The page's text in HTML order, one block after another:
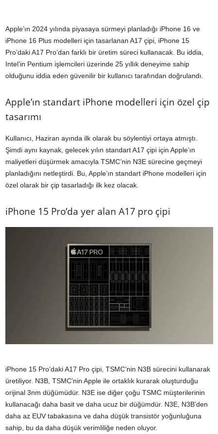
Apple’ın 2024 yılında piyasaya sürmeyi planladığı iPhone 16 ve
iPhone 16 Plus modelleri için tasarlanan A17 çipi, iPhone 15
Pro’daki A17 Pro’dan farklı bir üretim süreci kullanacak. Bu iddia,
Intel’in Pentium işlemcileri üzerinde 25 yıllık deneyime sahip
olduğunu iddia eden güvenilir bir kullanıcı tarafından doğrulandı.
Apple’ın standart iPhone modelleri için özel çip
tasarımı
Kullanıcı, Haziran ayında ilk olarak bu söylentiyi ortaya atmıştı.
Şimdi aynı kaynak, gelecek yılın standart A17 çipi için Apple’ın
maliyetleri düşürmek amacıyla TSMC’nin N3E sürecine geçmeyi
planladığını netleştirdi. Bu, Apple’ın standart iPhone modelleri için
özel olarak bir çip tasarladığı ilk kez olacak.
iPhone 15 Pro’da yer alan A17 pro çipi
iPhone 15 Pro’daki A17 Pro çipi, TSMC’nin N3B sürecini kullanarak
üretiliyor. N3B, TSMC’nin Apple ile ortaklık kurarak oluşturduğu
orijinal 3nm düğümüdür. N3E ise diğer çoğu TSMC müşterilerinin
kullanacağı daha basit ve daha ucuz bir düğümdür. N3E, N3B’den
daha az EUV tabakasına ve daha düşük transistör yoğunluğuna
sahip, bu da daha düşük verimliliğe neden oluyor.